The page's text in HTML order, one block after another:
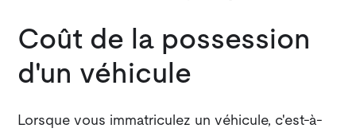
Coût de la possession
d'un véhicule
Lorsque vous immatriculez un véhicule, c'est-à-